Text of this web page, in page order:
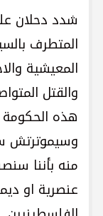
شدد دحلان
المتطرف
المعيشية
والقتل
هذه
وسيموترتش
منه بأننا
عنصرية او